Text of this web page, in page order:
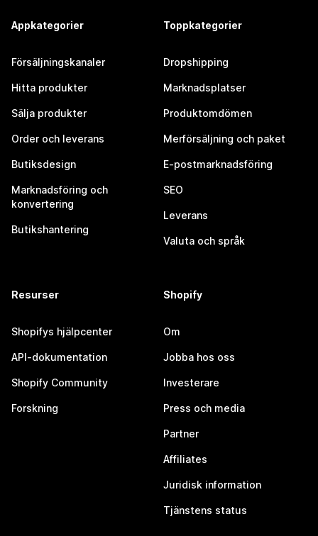
Appkategorier
Försäljningskanaler
Hitta produkter
Sälja produkter
Order och leverans
Butiksdesign
Marknadsföring och
konvertering
Butikshantering
Toppkategorier
Dropshipping
Marknadsplatser
Produktomdömen
Merförsäljning och paket
E-postmarknadsföring
SEO
Leverans
Valuta och språk
Resurser
Shopifys hjälpcenter
API-dokumentation
Shopify Community
Forskning
Shopify
Om
Jobba hos oss
Investerare
Press och media
Partner
Affiliates
Juridisk information
Tjänstens status